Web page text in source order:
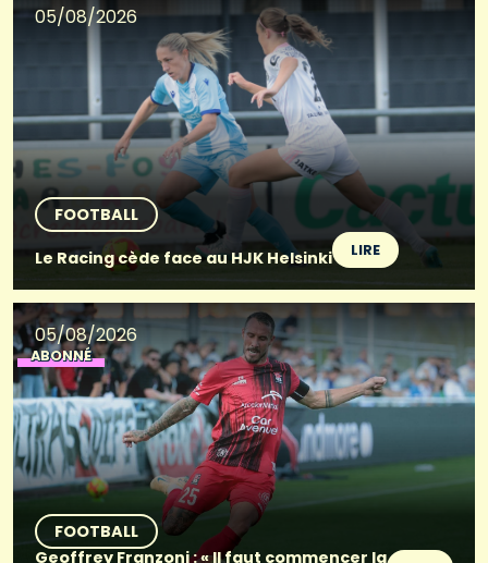
05/08/2026
FOOTBALL
Le Racing cède face au HJK Helsinki
LIRE
05/08/2026
ABONNÉ
FOOTBALL
Geoffrey Franzoni : « Il faut commencer la